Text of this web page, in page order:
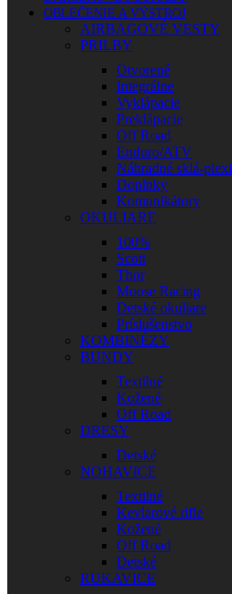
OBLEČENIE A VÝSTROJ
AIRBAGOVÉ VESTY
PRILBY
Otvorené
Integrálne
Vyklápacie
Preklápacie
Off Road
Enduro/ATV
Náhradné sklá-plexi
Doplnky
Komunikátory
OKULIARE
100%
Scott
Thor
Moose Racing
Detské okuliare
Príslušenstvo
KOMBINÉZY
BUNDY
Textilné
Kožené
Off Road
DRESY
Detské
NOHAVICE
Textilné
Kevlarové rifle
Kožené
Off Road
Detské
RUKAVICE